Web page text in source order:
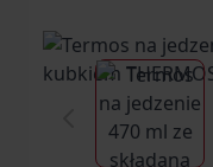
View